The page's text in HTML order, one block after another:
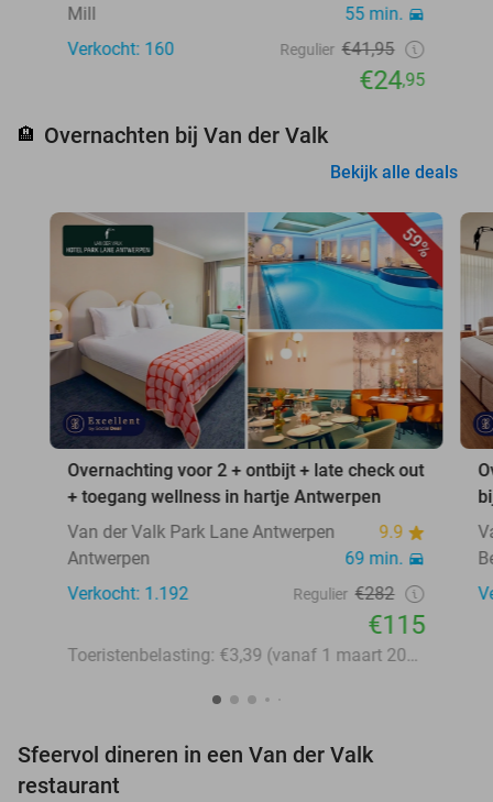
Mill
55 min.
Verkocht: 160
Regulier €41,95
€24,95
🏨 Overnachten bij Van der Valk
Bekijk alle deals
59%
Overnachting voor 2 + ontbijt + late check out
+ toegang wellness in hartje Antwerpen
Van der Valk Park Lane Antwerpen
9.9
Antwerpen
69 min.
Verkocht: 1.192
Regulier €282
€115
Toeristenbelasting: €3,39 (vanaf 1 maart 2026: €3,58)
Sfeervol dineren in een Van der Valk
restaurant